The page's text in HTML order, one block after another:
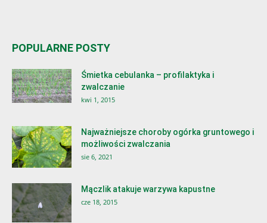
POPULARNE POSTY
Śmietka cebulanka – profilaktyka i
zwalczanie
kwi 1, 2015
Najważniejsze choroby ogórka gruntowego i
możliwości zwalczania
sie 6, 2021
Mączlik atakuje warzywa kapustne
cze 18, 2015